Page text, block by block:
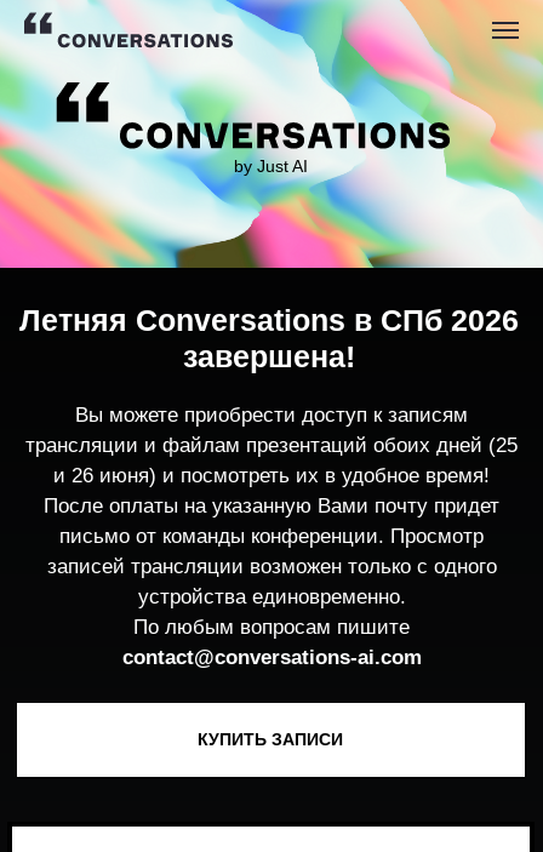
by Just AI
трансляции и файлам презентаций обоих дней (25
После оплаты на указанную Вами почту придет
записей трансляции возможен только с одного
устройства единовременно.
По любым вопросам пишите
contact@conversations-ai.co m
Летняя Conversations в СПб 2026
завершена!
Ждем вас 2 декабря на
Conversations 2026 в Москве
ПОДПИСАТЬСЯ НА НОВОСТИ